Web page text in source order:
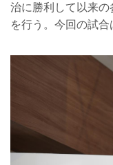
治に勝利して以来
を行う。今回の試合